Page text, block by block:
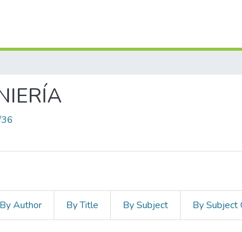
By Author By Title By Subject By Subject